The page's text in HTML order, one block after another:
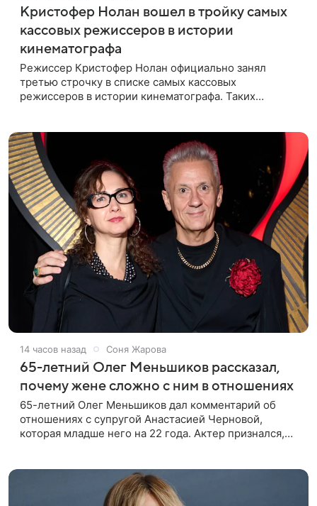
Кристофер Нолан вошел в тройку самых
кассовых режиссеров в истории
кинематографа
Режиссер Кристофер Нолан официально занял
третью строчку в списке самых кассовых
режиссеров в истории кинематографа. Таких
14 часов назад Соня Жарова
65-летний Олег Меньшиков рассказал,
почему жене сложно с ним в отношениях
65-летний Олег Меньшиков дал комментарий об
отношениях с супругой Анастасией Черновой,
которая младше него на 22 года. Актер признался,